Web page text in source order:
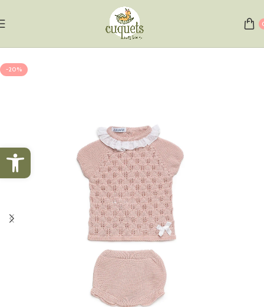
Abrir barra de herramientas
-20%